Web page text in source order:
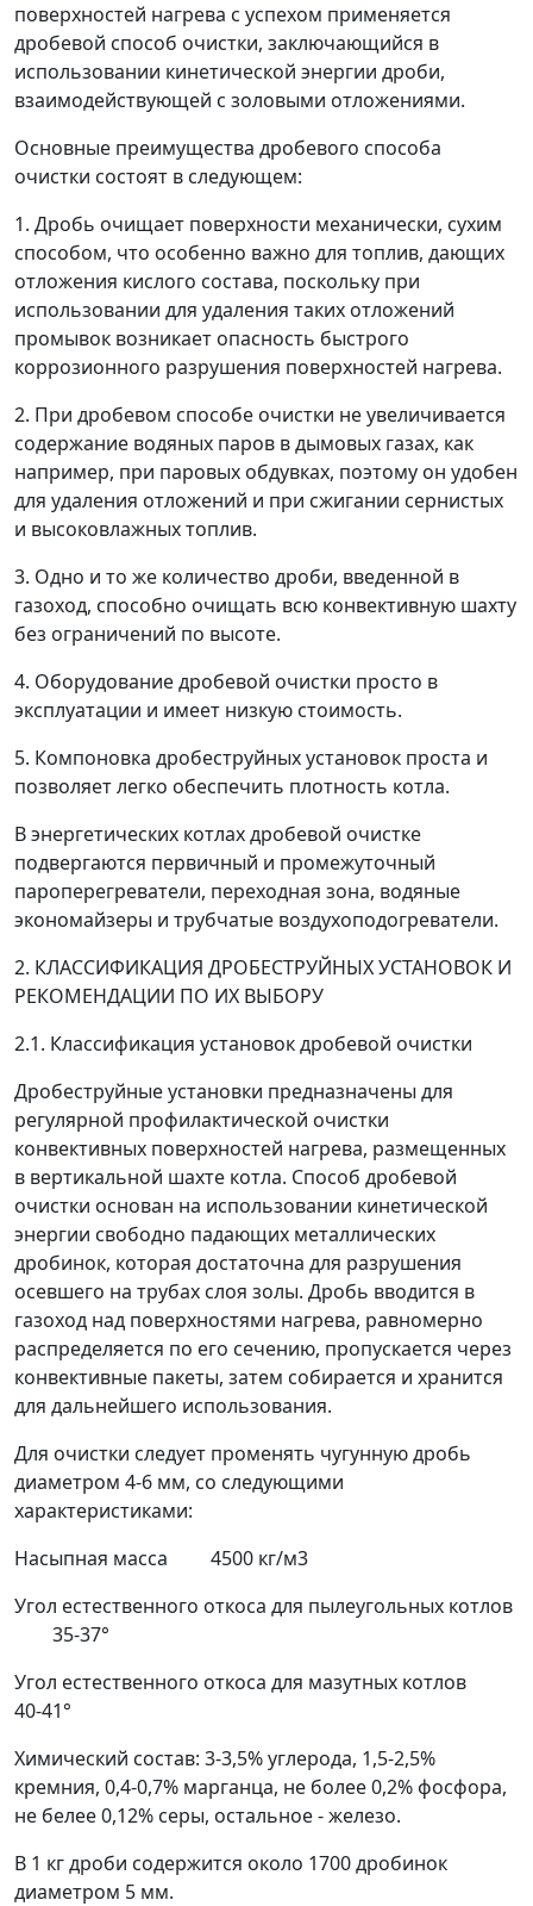
поверхностей нагрева с успехом применяется
дробевой способ очистки, заключающийся в
использовании кинетической энергии дроби,
взаимодействующей с золовыми отложениями.
Основные преимущества дробевого способа
очистки состоят в следующем:
1. Дробь очищает поверхности механически, сухим
способом, что особенно важно для топлив, дающих
отложения кислого состава, поскольку при
использовании для удаления таких отложений
промывок возникает опасность быстрого
коррозионного разрушения поверхностей нагрева.
2. При дробевом способе очистки не увеличивается
содержание водяных паров в дымовых газах, как
например, при паровых обдувках, поэтому он удобен
для удаления отложений и при сжигании сернистых
и высоковлажных топлив.
3. Одно и то же количество дроби, введенной в
газоход, способно очищать всю конвективную шахту
без ограничений по высоте.
4. Оборудование дробевой очистки просто в
эксплуатации и имеет низкую стоимость.
5. Компоновка дробеструйных установок проста и
позволяет легко обеспечить плотность котла.
В энергетических котлах дробевой очистке
подвергаются первичный и промежуточный
пароперегреватели, переходная зона, водяные
экономайзеры и трубчатые воздухоподогреватели.
2. КЛАССИФИКАЦИЯ ДРОБЕСТРУЙНЫХ УСТАНОВОК И
РЕКОМЕНДАЦИИ ПО ИХ ВЫБОРУ
2.1. Классификация установок дробевой очистки
Дробеструйные установки предназначены для
регулярной профилактической очистки
конвективных поверхностей нагрева, размещенных
в вертикальной шахте котла. Способ дробевой
очистки основан на использовании кинетической
энергии свободно падающих металлических
дробинок, которая достаточна для разрушения
осевшего на трубах слоя золы. Дробь вводится в
газоход над поверхностями нагрева, равномерно
распределяется по его сечению, пропускается через
конвективные пакеты, затем собирается и хранится
для дальнейшего использования.
Для очистки следует променять чугунную дробь
диаметром 4-6 мм, со следующими
характеристиками:
Насыпная масса
4500 кг/м3
Угол естественного откоса для пылеугольных котлов
35-37°
Угол естественного откоса для мазутных котлов
40-41°
Химический состав: 3-3,5% углерода, 1,5-2,5%
кремния, 0,4-0,7% марганца, не более 0,2% фосфора,
не белее 0,12% серы, остальное - железо.
В 1 кг дроби содержится около 1700 дробинок
диаметром 5 мм.